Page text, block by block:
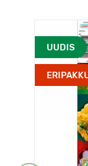
UUDIS